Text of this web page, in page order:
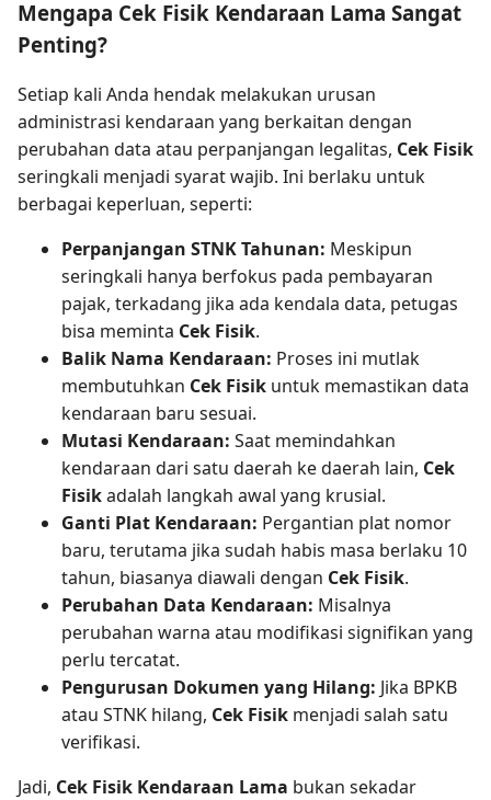
Mengapa Cek Fisik Kendaraan Lama Sangat
Penting?
Setiap kali Anda hendak melakukan urusan
administrasi kendaraan yang berkaitan dengan
perubahan data atau perpanjangan legalitas, Cek Fisik
seringkali menjadi syarat wajib. Ini berlaku untuk
berbagai keperluan, seperti:
Perpanjangan STNK Tahunan: Meskipun
seringkali hanya berfokus pada pembayaran
pajak, terkadang jika ada kendala data, petugas
bisa meminta Cek Fisik.
Balik Nama Kendaraan: Proses ini mutlak
membutuhkan Cek Fisik untuk memastikan data
kendaraan baru sesuai.
Mutasi Kendaraan: Saat memindahkan
kendaraan dari satu daerah ke daerah lain, Cek
Fisikadalah langkah awal yang krusial.
Ganti Plat Kendaraan: Pergantian plat nomor
baru, terutama jika sudah habis masa berlaku 10
tahun, biasanya diawali dengan Cek Fisik.
Perubahan Data Kendaraan: Misalnya
perubahan warna atau modifikasi signifikan yang
perlu tercatat.
Pengurusan Dokumen yang Hilang: Jika BPKB
atau STNK hilang, Cek Fisik menjadi salah satu
verifikasi.
Jadi, Cek Fisik Kendaraan Lama bukan sekadar